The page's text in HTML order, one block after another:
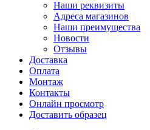
Наши реквизиты
Адреса магазинов
Наши преимущества
Новости
Отзывы
Доставка
Оплата
Монтаж
Контакты
Онлайн просмотр
Доставить образец